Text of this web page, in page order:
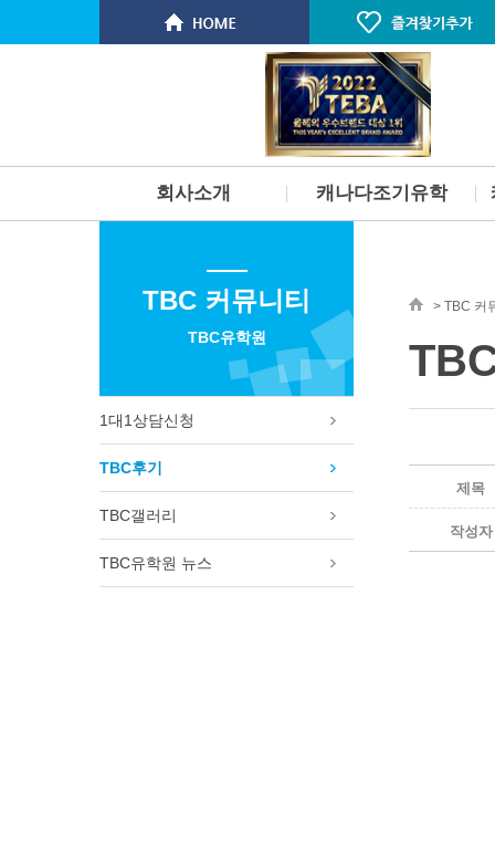
회사소개
스탭소개 & 연혁
찾아오시는길
캐나다조기유학
부모미동반유학
고등학교유학
명문대 진학보장 프로그램
단기 스쿨링
토론토 학군 및 지역소개
빅토리아 PCS 사립학교
필리핀 주니어 스파르타 프로그
필리핀 가족연수 프로그램
추천! 토론토 여자 고등학교
캐나다 명문보딩스쿨
TBC 커뮤니티
TBC유학원
1대1상담신청
TBC후기
TBC갤러리
TBC유학원 뉴스
> TBC
제목
작성자